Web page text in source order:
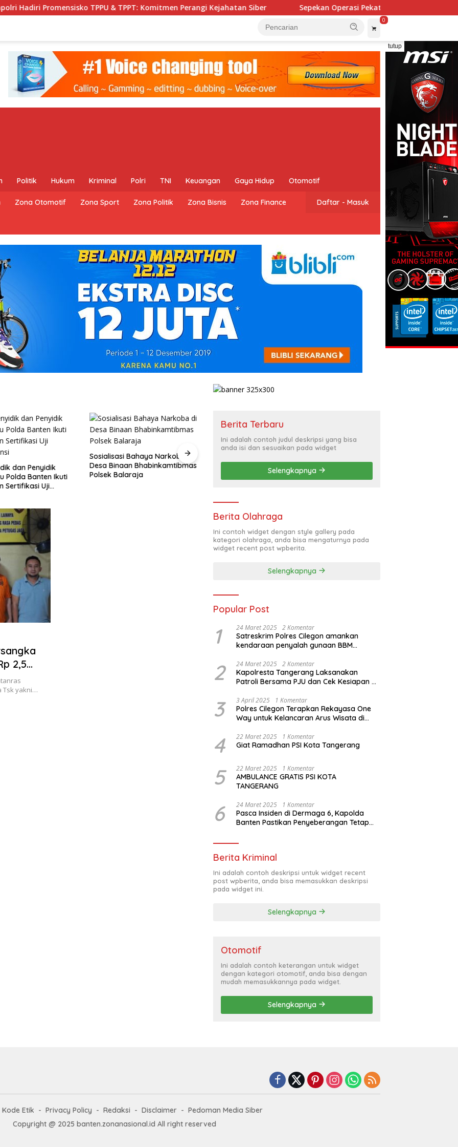
Promensisko TPPU & TPPT: Komitmen Perangi Kejahatan Siber Sepekan Operasi Pekat Premanisme, Polres Serang
0
tutup
Politik Hukum Kriminal Polri TNI Keuangan Gaya Hidup Otomotif
Daftar - Masuk
Zona Otomotif Zona Sport Zona Politik Zona Bisnis Zona Finance
dan Penyidik
Polda Banten Ikuti
Sertifikasi Uji
Sosialisasi Bahaya Narkoba di
Desa Binaan Bhabinkamtibmas
Polsek Balaraja
Humas Polri 2025 Disambut
Antusias Warga Semarang
Terus Dibasmi Jajaran Polda
2,5
Tsk yakni…
Berita Terbaru
Ini adalah contoh judul deskripsi yang bisa
anda isi dan sesuaikan pada widget
Selengkapnya
Berita Olahraga
Ini contoh widget dengan style gallery pada
kategori olahraga, anda bisa mengaturnya pada
widget recent post wpberita.
Selengkapnya
Popular Post
1 24 Maret 2025 2 Komentar
Satreskrim Polres Cilegon amankan
kendaraan penyalah gunaan BBM
2 24 Maret 2025 2 Komentar
Kapolresta Tangerang Laksanakan
Patroli Bersama PJU dan Cek Kesiapan di
3 3 April 2025 1 Komentar
Polres Cilegon Terapkan Rekayasa One
Way untuk Kelancaran Arus Wisata di
4 22 Maret 2025 1 Komentar
Giat Ramadhan PSI Kota Tangerang
5 22 Maret 2025 1 Komentar
AMBULANCE GRATIS PSI KOTA
TANGERANG
6 24 Maret 2025 1 Komentar
Pasca Insiden di Dermaga 6, Kapolda
Banten Pastikan Penyeberangan Tetap
Berita Kriminal
Ini adalah contoh deskripsi untuk widget recent
post wpberita, anda bisa memasukkan deskripsi
pada widget ini.
Selengkapnya
Otomotif
Ini adalah contoh keterangan untuk widget
dengan kategori otomotif, anda bisa dengan
mudah memasukkannya pada widget.
Selengkapnya
Kode Etik Privacy Policy Redaksi Disclaimer
Pedoman Media Siber
Copyright @ 2025 banten.zonanasional.id All right reserved